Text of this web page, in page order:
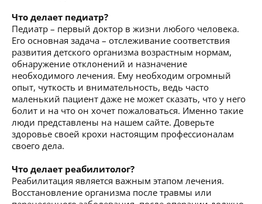
Что делает педиатр?
Педиатр – первый доктор в жизни любого человека.
Его основная задача – отслеживание соответствия
развития детского организма возрастным нормам,
обнаружение отклонений и назначение
необходимого лечения. Ему необходим огромный
опыт, чуткость и внимательность, ведь часто
маленький пациент даже не может сказать, что у него
болит и на что он хочет пожаловаться. Именно такие
люди представлены на нашем сайте. Доверьте
здоровье своей крохи настоящим профессионалам
своего дела.
Что делает реабилитолог?
Реабилитация является важным этапом лечения.
Восстановление организма после травмы или